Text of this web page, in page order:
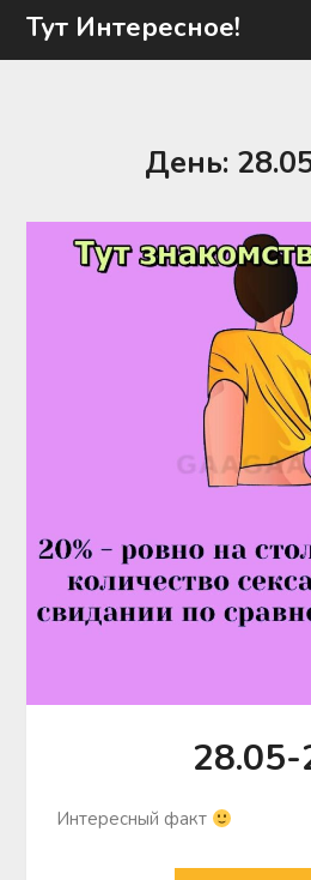
Перейти
Тут Интересное!
День:
Интересный факт